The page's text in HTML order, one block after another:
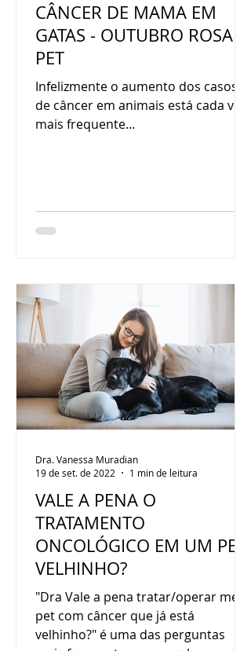
CÂNCER DE MAMA EM
GATAS - OUTUBRO ROSA
PET
Infelizmente o aumento dos casos
de câncer em animais está cada vez
mais frequente...
VALE A PENA O
TRATAMENTO
ONCOLÓGICO EM UM PET
VELHINHO?⠀
"Dra Vale a pena tratar/operar meu
pet com câncer que já está
velhinho?" é uma das perguntas
Dra. Vanessa Muradian
19 de set. de 2022
1 min de leitura